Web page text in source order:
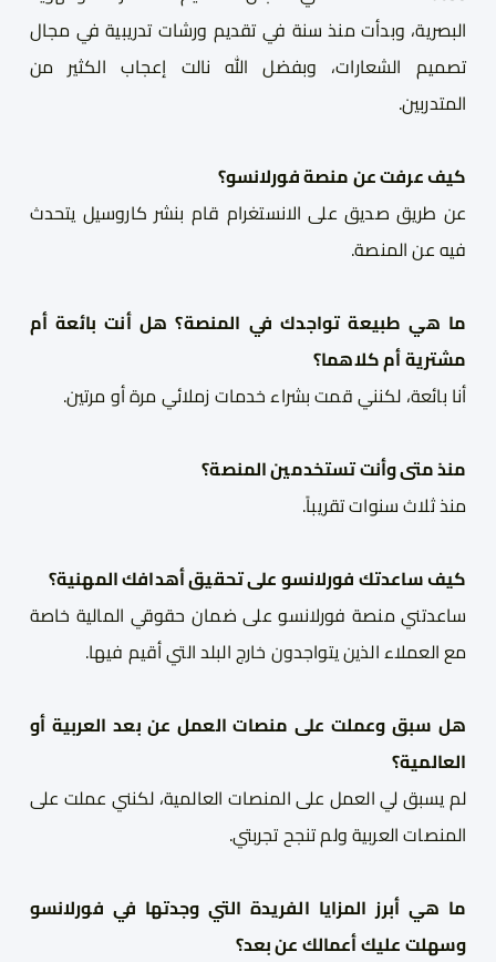
البصرية، وبدأت منذ سنة في تقديم ورشات تدريبية في مجال
تصميم الشعارات، وبفضل الله نالت إعجاب الكثير من
المتدربين.
كيف عرفت عن منصة فورلانسو؟
عن طريق صديق على الانستغرام قام بنشر كاروسيل يتحدث
فيه عن المنصة.
ما هي طبيعة تواجدك في المنصة؟ هل أنت بائعة أم
مشترية أم كلاهما؟
أنا بائعة، لكنني قمت بشراء خدمات زملائي مرة أو مرتين.
منذ متى وأنت تستخدمين المنصة؟
منذ ثلاث سنوات تقريباً.
كيف ساعدتك فورلانسو على تحقيق أهدافك المهنية؟
ساعدتني منصة فورلانسو على ضمان حقوقي المالية خاصة
مع العملاء الذين يتواجدون خارج البلد التي أقيم فيها.
هل سبق وعملت على منصات العمل عن بعد العربية أو
العالمية؟
لم يسبق لي العمل على المنصات العالمية، لكنني عملت على
المنصات العربيةولم تنجح تجربتي.
ما هي أبرز المزايا الفريدة التي وجدتها في فورلانسو
وسهلت عليك أعمالك عن بعد؟